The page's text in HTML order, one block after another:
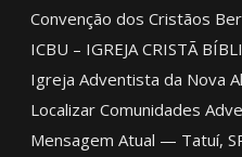
Convenção dos Cristãos
ICBU – IGREJA CRISTÃ
Igreja Adventista da Nova
Localizar Comunidades
Mensagem Atual — Tatuí,